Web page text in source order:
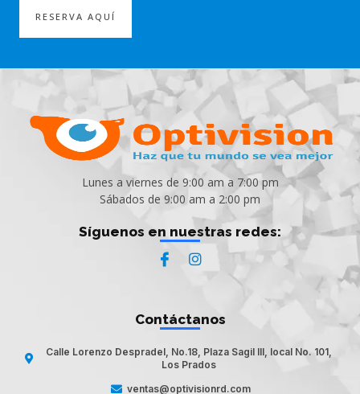
RESERVA AQUÍ
Lunes a viernes de 9:00 am a 7:00 pm
Sábados de 9:00 am a 2:00 pm
Síguenos en nuestras redes:
Contáctanos
Calle Lorenzo Despradel, No.18, Plaza Sagil III, local No. 101,
Los Prados
ventas@optivisionrd.com